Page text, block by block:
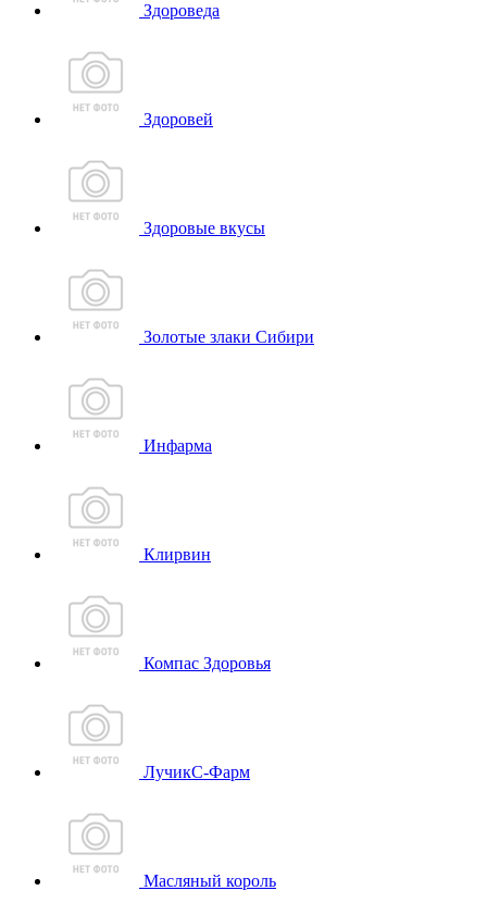
Здороведа
Здоровей
Здоровые вкусы
Золотые злаки Сибири
Инфарма
Клирвин
Компас Здоровья
ЛучикС-Фарм
Масляный король